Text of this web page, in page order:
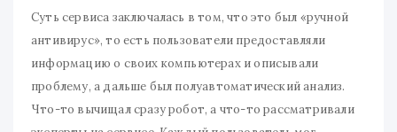
Суть сервиса заключалась в том, что это был «ручной
антивирус», то есть пользователи предоставляли
информацию о своих компьютерах и описывали
проблему, а дальше был полуавтоматический анализ.
Что-то вычищал сразу робот, а что-то рассматривали